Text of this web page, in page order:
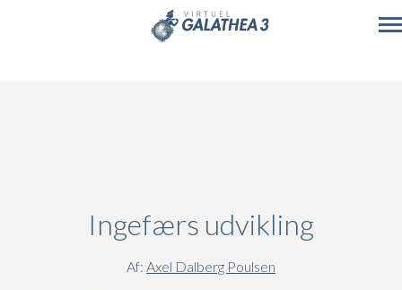
Ingefærs udvikling
Af: Axel Dalberg Poulsen